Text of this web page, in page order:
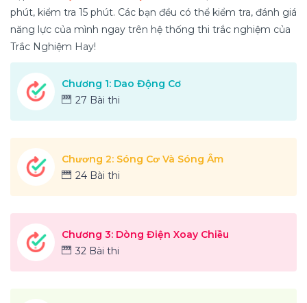
phút, kiểm tra 15 phút. Các bạn đều có thể kiểm tra, đánh giá
năng lực của mình ngay trên hệ thống thi trắc nghiệm của
Trắc Nghiệm Hay!
Chương 1: Dao Động Cơ
27 Bài thi
Chương 2: Sóng Cơ Và Sóng Âm
24 Bài thi
Chương 3: Dòng Điện Xoay Chiều
32 Bài thi